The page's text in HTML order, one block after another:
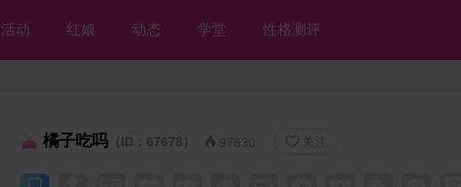
活动 红娘 动态 学堂 性格测评
橘子吃吗 （ID：67678）  97630  关注